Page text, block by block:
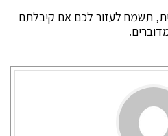
תשמח לעזור לכם אם קיבלתם